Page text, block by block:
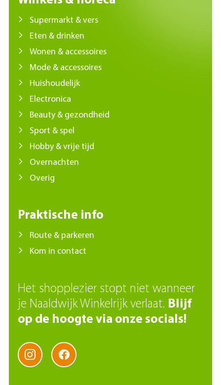
Supermarkt & vers
Eten & drinken
Wonen & accessoires
Mode & accessoires
Huishoudelijk
Electronica
Beauty & gezondheid
Sport & spel
Hobby & vrije tijd
Overnachten
Overig
Praktische info
Route & parkeren
Kom in contact
Het shopplezier stopt niet wanneer
je Naaldwijk Winkelrijk verlaat. Blijf
op de hoogte via onze socials!